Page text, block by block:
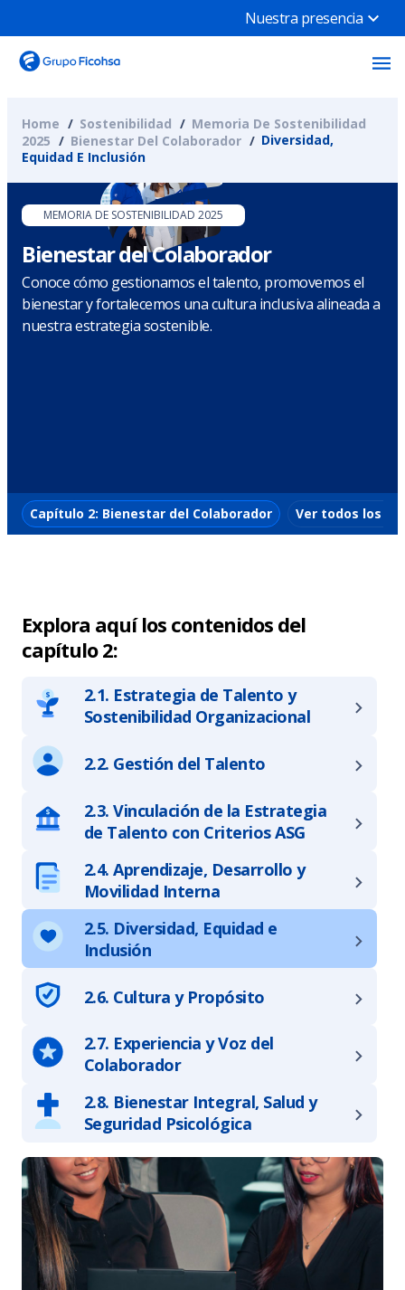
Nuestra presencia
Home Sostenibilidad
Memoria De Sostenibilidad
2025
Bienestar Del Colaborador
Diversidad,
Equidad E Inclusión
MEMORIA DE SOSTENIBILIDAD 2025
Bienestar del Colaborador
Conoce cómo gestionamos el talento, promovemos el
bienestar y fortalecemos una cultura inclusiva alineada a
nuestra estrategia sostenible.
Capítulo 2: Bienestar del Colaborador Ver todos los
Explora aquí los contenidos del
capítulo 2:
2.1. Estrategia de Talento y
Sostenibilidad Organizacional
2.2. Gestión del Talento
2.3. Vinculación de la Estrategia
de Talento con Criterios ASG
2.4. Aprendizaje, Desarrollo y
Movilidad Interna
2.5. Diversidad, Equidad e
Inclusión
2.6. Cultura y Propósito
2.7. Experiencia y Voz del
Colaborador
2.8. Bienestar Integral, Salud y
Seguridad Psicológica